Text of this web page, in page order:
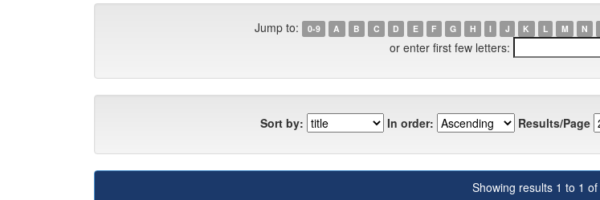
Jump to: 0-9 A B C D E F G H I J K L M N
or enter first few letters:
Sort by: In order: Results/Page
Showing results 1 to 1 of